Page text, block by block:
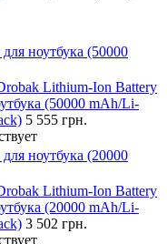
ноутбука (50000
Lithium-Ion Battery
(50000 mAh/Li-
5 555 грн.
ноутбука (20000
Lithium-Ion Battery
(20000 mAh/Li-
3 502 грн.